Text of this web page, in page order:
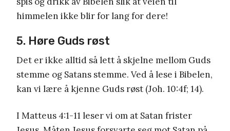
himmelen ikke blir for lang for dere!
5. Høre Guds røst
Det er ikke alltid så lett å skjelne mellom Guds
stemme og Satans stemme. Ved å lese i Bibelen,
kan vi lære å kjenne Guds røst (Joh. 10:4f; 14).
I Matteus 4:1-11 leser vi om at Satan frister